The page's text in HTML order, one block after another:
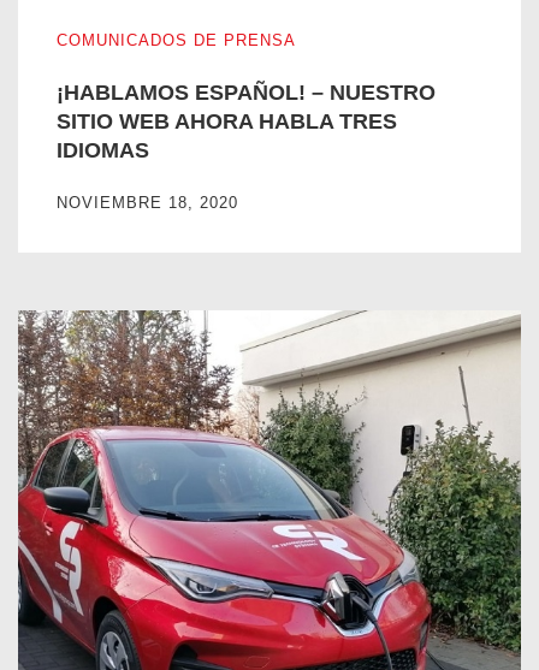
COMUNICADOS DE PRENSA
¡HABLAMOS ESPAÑOL! – NUESTRO
SITIO WEB AHORA HABLA TRES
IDIOMAS
NOVIEMBRE 18, 2020